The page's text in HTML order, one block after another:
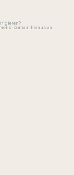
Domain heraus an